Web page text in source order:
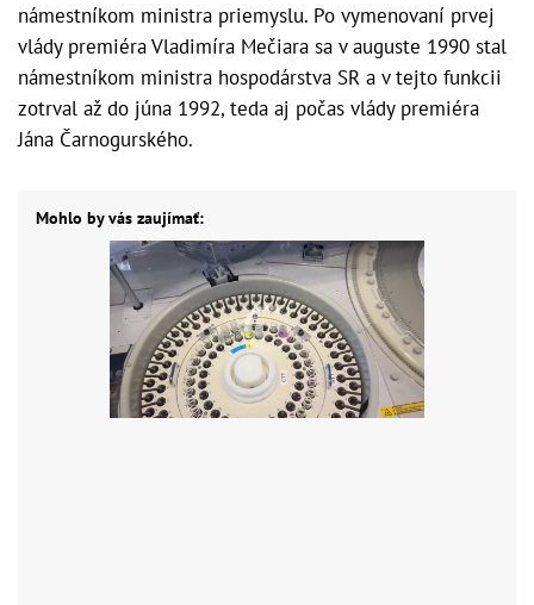
námestníkom ministra priemyslu. Po vymenovaní prvej
vlády premiéra Vladimíra Mečiara sa v auguste 1990 stal
námestníkom ministra hospodárstva SR a v tejto funkcii
zotrval až do júna 1992, teda aj počas vlády premiéra
Jána Čarnogurského.
Mohlo by vás zaujímať: